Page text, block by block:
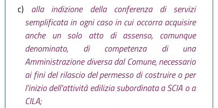
c)
alla indizione della conferenza di servizi
semplificata in ogni caso in cui occorra acquisire
anche un solo atto di assenso, comunque
denominato, di competenza di una
Amministrazione diversa dal Comune, necessario
ai fini del rilascio del permesso di costruire o per
l'inizio dell'attività edilizia subordinata a SCIA o a
CILA;